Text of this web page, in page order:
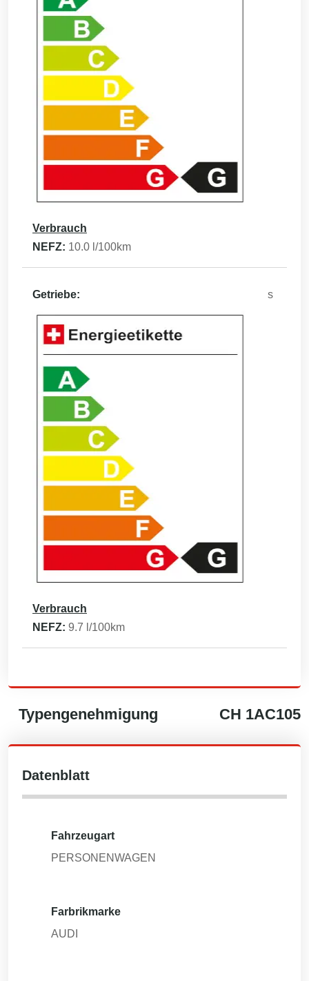
Verbrauch
NEFZ: 10.0 l/100km
Getriebe: s
Verbrauch
NEFZ: 9.7 l/100km
Typengenehmigung CH 1AC105
Datenblatt
Fahrzeugart
PERSONENWAGEN
Farbrikmarke
AUDI